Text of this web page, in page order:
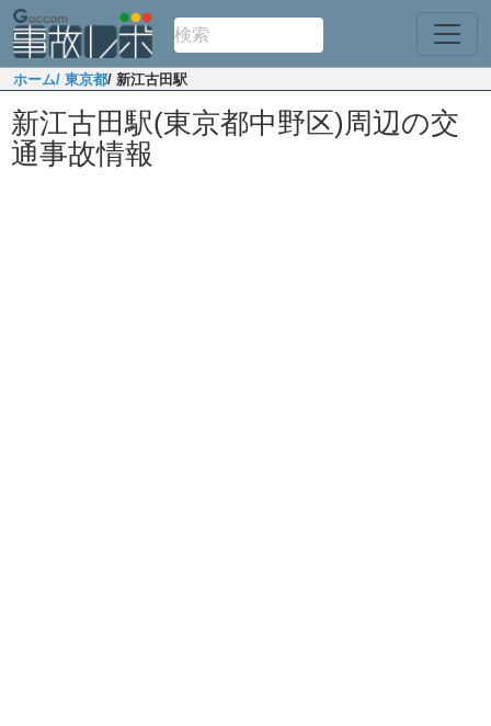
ホーム/ 東京都/ 新江古田駅
新江古田駅(東京都中野区)周辺の交
通事故情報